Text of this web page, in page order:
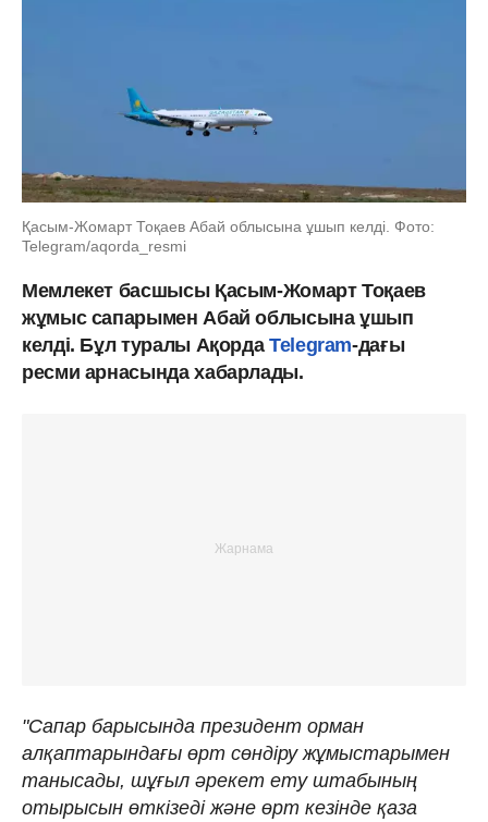
Қасым-Жомарт Тоқаев Абай облысына ұшып келді. Фото:
Telegram/aqorda_resmi
Мемлекет басшысы Қасым-Жомарт Тоқаев
жұмыс сапарымен Абай облысына ұшып
келді. Бұл туралы Ақорда Telegram-дағы
ресми арнасында хабарлады.
"Сапар барысында президент орман
алқаптарындағы өрт сөндіру жұмыстарымен
танысады, шұғыл әрекет ету штабының
отырысын өткізеді және өрт кезінде қаза